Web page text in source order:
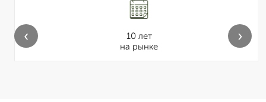
10 лет
на рынке
‹ ›